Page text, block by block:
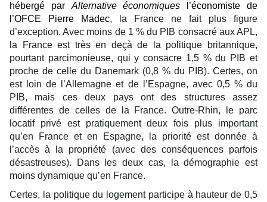
hébergé par Alternative économiques l’économiste de
l’OFCE Pierre Madec, la France ne fait plus figure
d’exception. Avec moins de 1 % du PIB consacré aux APL,
la France est très en deçà de la politique britannique,
pourtant parcimonieuse, qui y consacre 1,5 % du PIB et
proche de celle du Danemark (0,8 % du PIB). Certes, on
est loin de l’Allemagne et de l’Espagne, avec 0,5 % du
PIB, mais ces deux pays ont des structures assez
différentes de celles de la France. Outre-Rhin, le parc
locatif privé est pratiquement deux fois plus important
qu’en France et en Espagne, la priorité est donnée à
l’accès à la propriété (avec des conséquences parfois
désastreuses). Dans les deux cas, la démographie est
moins dynamique qu’en France.
Certes, la politique du logement participe à hauteur de 0,5